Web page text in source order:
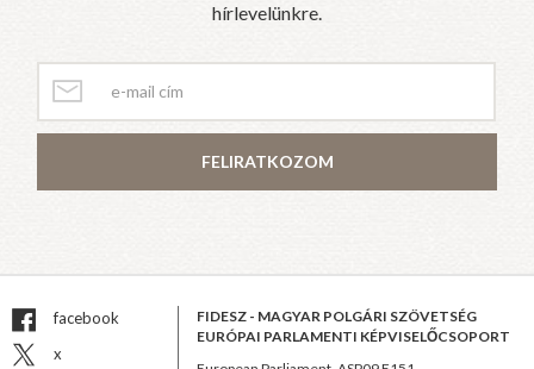
hírlevelünkre.
FELIRATKOZOM
facebook
x
FIDESZ - MAGYAR POLGÁRI SZÖVETSÉG
EURÓPAI PARLAMENTI KÉPVISELŐCSOPORT